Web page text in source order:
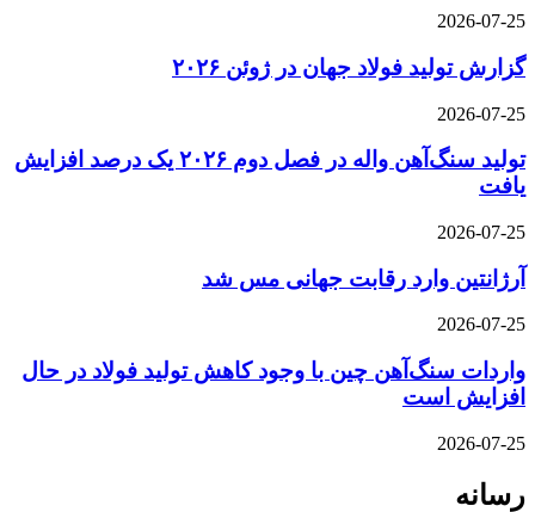
2026-07-25
گزارش تولید فولاد جهان در ژوئن ۲۰۲۶
2026-07-25
تولید سنگ‌آهن واله در فصل دوم ۲۰۲۶ یک درصد افزایش
یافت
2026-07-25
آرژانتین وارد رقابت جهانی مس شد
2026-07-25
واردات سنگ‌آهن چین با وجود کاهش تولید فولاد در حال
افزایش است
2026-07-25
رسانه